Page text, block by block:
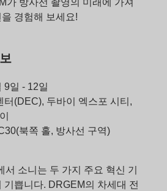
가 방사선 촬영의 미래에 가져
경험해 보세요!
9일 - 12일
터(DEC), 두바이 엑스포 시티,
북쪽 홀, 방사선 구역)
서 소니는 두 가지 주요 혁신 기
기쁩니다. DRGEM의 차세대 전